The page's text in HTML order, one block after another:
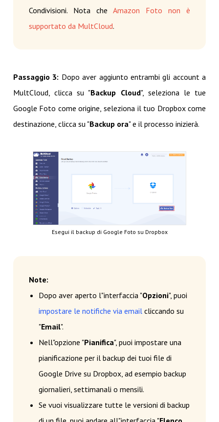
Condivisioni. Nota che Amazon Foto non è
supportato da MultCloud.
Passaggio 3: Dopo aver aggiunto entrambi gli account a
MultCloud, clicca su "Backup Cloud", seleziona le tue
Google Foto come origine, seleziona il tuo Dropbox come
destinazione, clicca su "Backup ora" e il processo inizierà.
Esegui il backup di Google Foto su Dropbox
Note:
Dopo aver aperto l"interfaccia "Opzioni", puoi
impostare le notifiche via emailcliccando su
"Email".
Nell"opzione "Pianifica", puoi impostare una
pianificazione per il backup dei tuoi file di
Google Drive su Dropbox, ad esempio backup
giornalieri, settimanali o mensili.
Se vuoi visualizzare tutte le versioni di backup